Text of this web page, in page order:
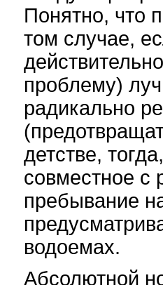
Понятно, что
том случае,
проблему)
радикально
детстве,
совместное с
пребывание
водоемах.
Абсолютной